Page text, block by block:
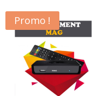
était :
44.00 €.
est :
22.00 €.
Promo !